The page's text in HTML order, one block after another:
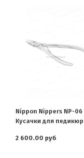
Nippon Nippers NP-06
Кусачки для
2 600.00 руб